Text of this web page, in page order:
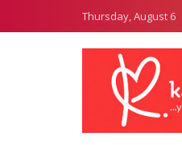
Thursday, August 6